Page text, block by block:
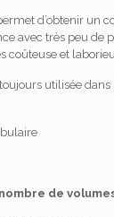
d’obtenir un
avec très peu de
coûteuse et
utilisée
de